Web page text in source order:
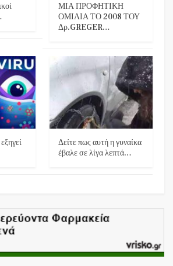
ΜΙΑ ΠΡΟΦΗΤΙΚΗ
ΟΜΙΛΙΑ ΤΟ 2008 ΤΟΥ
Δρ.GREGER…
Δείτε πως αυτή η γυναίκα
έβαλε σε λίγα λεπτά…